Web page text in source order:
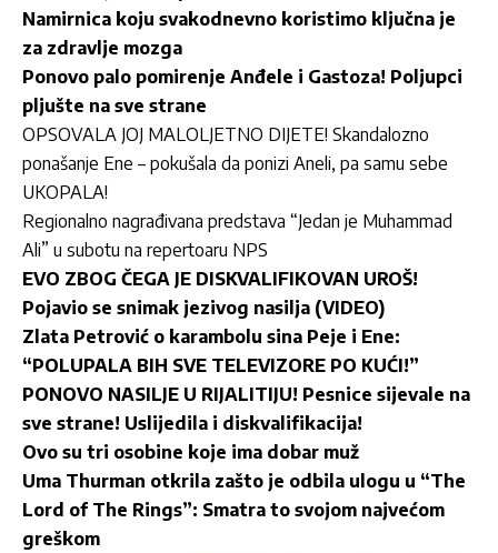
Namirnica koju svakodnevno koristimo ključna je
za zdravlje mozga
Ponovo palo pomirenje Anđele i Gastoza! Poljupci
pljušte na sve strane
OPSOVALA JOJ MALOLJETNO DIJETE! Skandalozno
ponašanje Ene – pokušala da ponizi Aneli, pa samu sebe
UKOPALA!
Regionalno nagrađivana predstava “Jedan je Muhammad
Ali” u subotu na repertoaru NPS
EVO ZBOG ČEGA JE DISKVALIFIKOVAN UROŠ!
Pojavio se snimak jezivog nasilja (VIDEO)
Zlata Petrović o karambolu sina Peje i Ene:
“POLUPALA BIH SVE TELEVIZORE PO KUĆI!”
PONOVO NASILJE U RIJALITIJU! Pesnice sijevale na
sve strane! Uslijedila i diskvalifikacija!
Ovo su tri osobine koje ima dobar muž
Uma Thurman otkrila zašto je odbila ulogu u “The
Lord of The Rings”: Smatra to svojom najvećom
greškom